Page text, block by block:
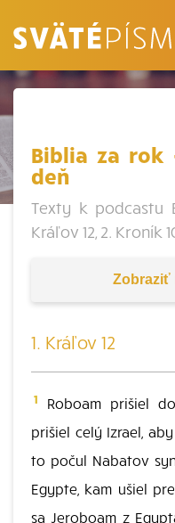
Biblia za rok
deň
Texty k podcastu
Kráľov 12, 2. Kroník
Zobraziť
1. Kráľov 12
1
Roboam prišiel
prišiel celý Izrael,
to počul Nabatov
Egypte, kam ušiel
sa Jeroboam z